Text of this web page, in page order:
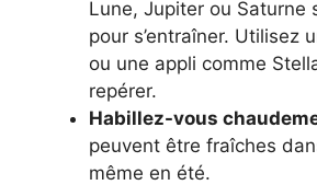
Lune, Jupiter ou Saturne
pour s’entraîner. Utilisez
ou une appli comme
repérer.
Habillez-vous
peuvent être fraîches
même en été.